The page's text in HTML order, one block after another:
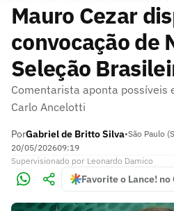
Mauro Cezar
convocação de
Seleção
Comentarista aponta possíveis
Carlo Ancelotti
PorGabriel de Britto Silva•São Paulo
20/05/202609:19
Supervisionado por Leonardo Damico
Favorite o Lance! no